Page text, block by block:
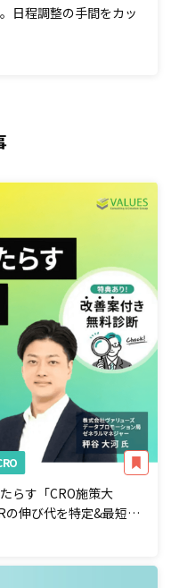
日程調整の手間をカッ
らす「CRO施策大
の伸び代を特定&最短で